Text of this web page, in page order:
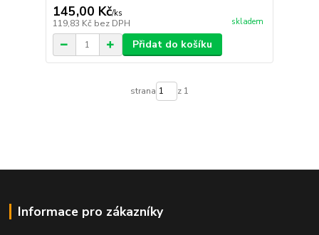
145,00 Kč/ks
119,83 Kč bez DPH skladem
Přidat do košíku
strana z 1
Informace pro zákazníky